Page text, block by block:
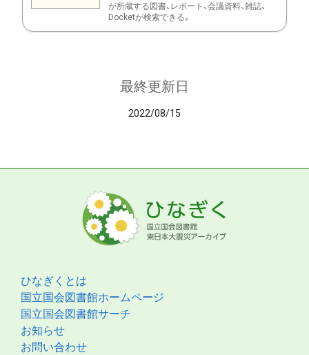
が所蔵する図書、レポート、会議資料、雑誌、
Docketが検索できる。
最終更新日
2022/08/15
ひなぎくとは
国立国会図書館ホームページ
国立国会図書館サーチ
お知らせ
お問い合わせ